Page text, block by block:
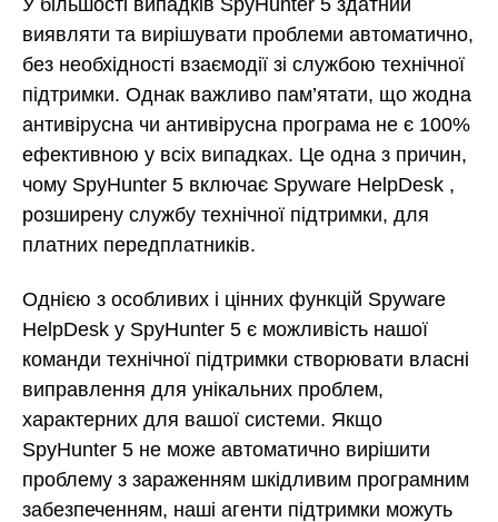
У більшості випадків SpyHunter 5 здатний
виявляти та вирішувати проблеми автоматично,
без необхідності взаємодії зі службою технічної
підтримки. Однак важливо пам’ятати, що жодна
антивірусна чи антивірусна програма не є 100%
ефективною у всіх випадках. Це одна з причин,
чому SpyHunter 5 включає Spyware HelpDesk ,
розширену службу технічної підтримки, для
платних передплатників.
Однією з особливих і цінних функцій Spyware
HelpDesk у SpyHunter 5 є можливість нашої
команди технічної підтримки створювати власні
виправлення для унікальних проблем,
характерних для вашої системи. Якщо
SpyHunter 5 не може автоматично вирішити
проблему з зараженням шкідливим програмним
забезпеченням, наші агенти підтримки можуть